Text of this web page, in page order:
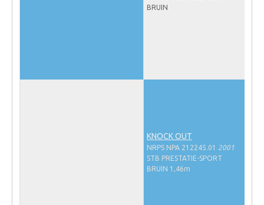
AANMELDEN HENGSTENKEURING ONDER HET
BRUIN
KNOCK OUT
NRPS NPA 212245.01 2001
STB PRESTATIE-SPORT
BRUIN 1,46m